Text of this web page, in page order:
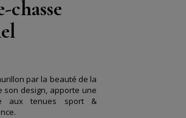
par la beauté de la
son design, apporte une
aux tenues sport &